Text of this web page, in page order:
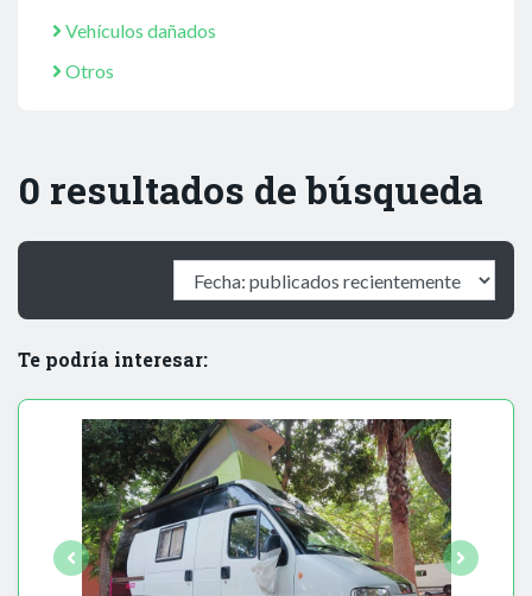
Vehículos dañados
Otros
0 resultados de búsqueda
Te podría interesar: